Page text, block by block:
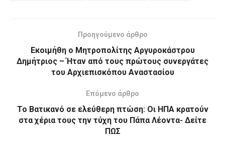
Προηγούμενο άρθρο
Εκοιμήθη ο Μητροπολίτης Αργυροκάστρου
Δημήτριος – Ήταν από τους πρώτους συνεργάτες
του Αρχιεπισκόπου Αναστασίου
Επόμενο άρθρο
Το Βατικανό σε ελεύθερη πτώση: Οι ΗΠΑ κρατούν
στα χέρια τους την τύχη του Πάπα Λέοντα- Δείτε
ΠΩΣ